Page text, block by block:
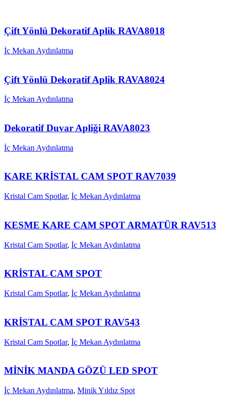
Çift Yönlü Dekoratif Aplik RAVA8018
İç Mekan Aydınlatma
Çift Yönlü Dekoratif Aplik RAVA8024
İç Mekan Aydınlatma
Dekoratif Duvar Apliği RAVA8023
İç Mekan Aydınlatma
KARE KRİSTAL CAM SPOT RAV7039
Kristal Cam Spotlar, İç Mekan Aydınlatma
KESME KARE CAM SPOT ARMATÜR RAV513
Kristal Cam Spotlar, İç Mekan Aydınlatma
KRİSTAL CAM SPOT
Kristal Cam Spotlar, İç Mekan Aydınlatma
KRİSTAL CAM SPOT RAV543
Kristal Cam Spotlar, İç Mekan Aydınlatma
MİNİK MANDA GÖZÜ LED SPOT
İç Mekan Aydınlatma, Minik Yıldız Spot